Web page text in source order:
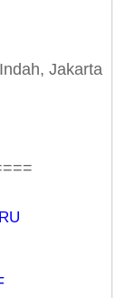
Jakarta